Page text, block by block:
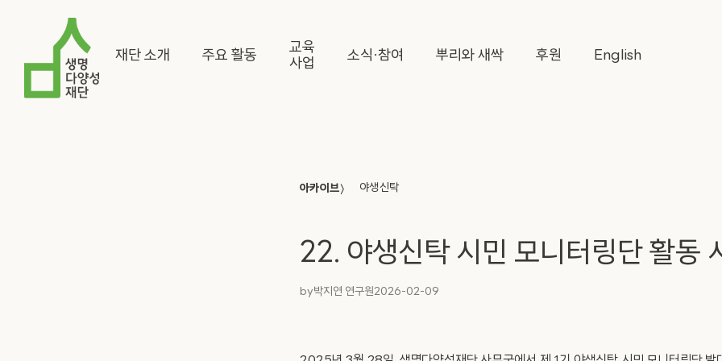
재단 소개 주요 활동
교육
사업
소식·참여 뿌리와 새싹 후원 English
아카이브〉 야생신탁
22. 야생신탁 시민 모니터링단 활동
by박지연 연구원2026-02-09